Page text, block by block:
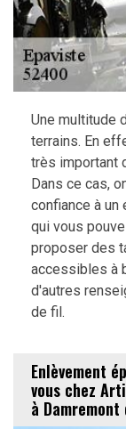
Une multitude
terrains. En
très important
Dans ce cas,
confiance à
qui vous
proposer des
accessibles à
d'autres
de fil.
Enlèvement
vous chez
à